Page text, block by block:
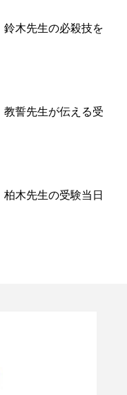
鈴木先生の必殺技を
教誓先生が伝える受
柏木先生の受験当日